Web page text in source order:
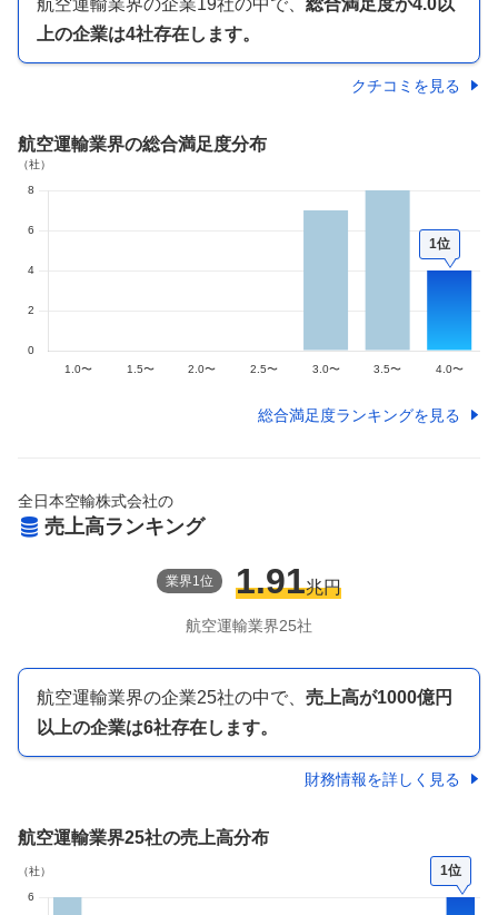
航空運輸業界の企業19社の中で、 総合満足度が4.0以
上の企業は4社存在します。
クチコミを見る
航空運輸業界の総合満足度分布
1位
総合満足度ランキングを見る
全日本空輸株式会社の
売上高ランキング
業界1位 1.91兆円
航空運輸業界25社
航空運輸業界の企業25社の中で、 売上高が1000億円
以上の企業は6社存在します。
財務情報を詳しく見る
航空運輸業界25社の売上高分布
1位